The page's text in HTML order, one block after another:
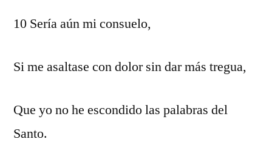
10 Sería aún mi consuelo,
Si me asaltase con dolor sin dar más tregua,
Que yo no he escondido las palabras del
Santo.